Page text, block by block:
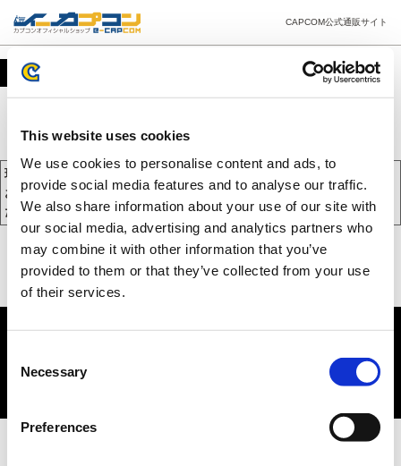
This website uses cookies
We use cookies to personalise content and ads, to
provide social media features and to analyse our traffic.
We also share information about your use of our site with
our social media, advertising and analytics partners who
may combine it with other information that you’ve
provided to them or that they’ve collected from your use
of their services.
Selection
Necessary
Preferences
CAPCOM公式通販サイト
カート
現在、カートには商品が入っておりません。
お買い物を続けるには下の 「お買い物を続ける」 をクリックしてく
ださい。